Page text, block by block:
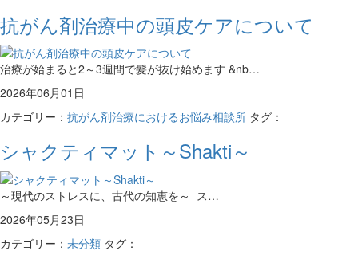
抗がん剤治療中の頭皮ケアについて
治療が始まると2～3週間で髪が抜け始めます &nb…
2026年06月01日
カテゴリー： 抗がん剤治療におけるお悩み相談所 タグ：
シャクティマット～Shakti～
～現代のストレスに、古代の知恵を～ ス…
2026年05月23日
カテゴリー： 未分類 タグ：